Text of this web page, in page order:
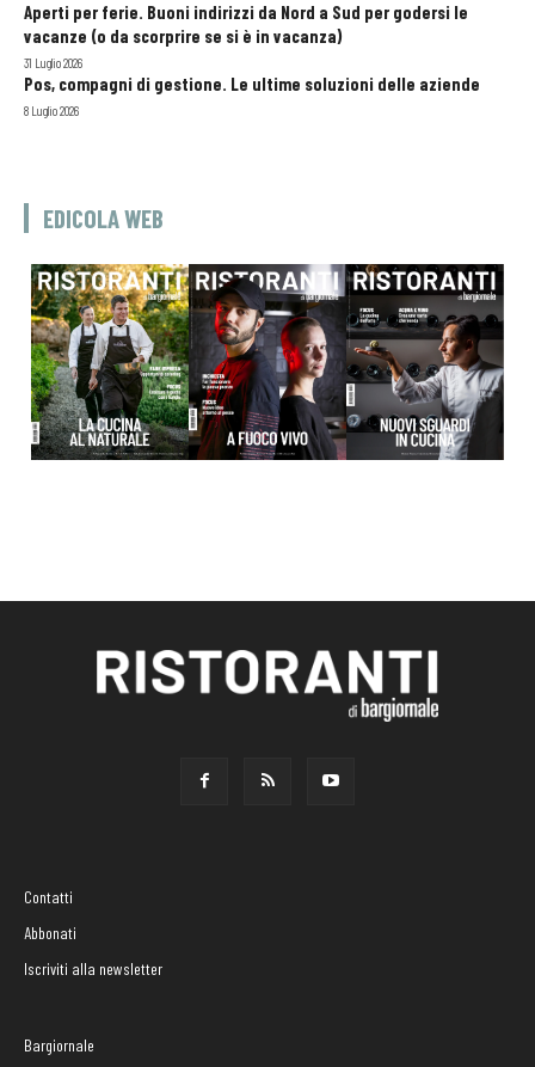
Aperti per ferie. Buoni indirizzi da Nord a Sud per godersi le
vacanze (o da scorprire se si è in vacanza)
31 Luglio 2026
Pos, compagni di gestione. Le ultime soluzioni delle aziende
8 Luglio 2026
EDICOLA WEB
Contatti
Abbonati
Iscriviti alla newsletter
Bargiornale